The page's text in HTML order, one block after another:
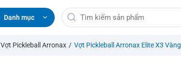
Danh mục
Tìm
kiếm:
Vợt Pickleball Arronax / Vợt Pickleball Arronax Elite X3 Vàng